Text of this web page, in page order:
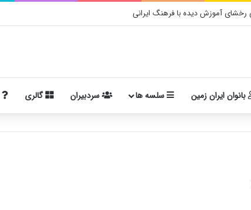
آموزش دیده با فرهنگ ایرانی
بانوان ایران زمین سلسه ها سردبیران گالری